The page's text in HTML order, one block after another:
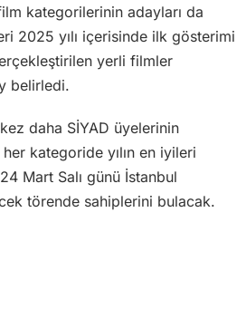
kategorilerinin adayları da
2025 yılı içerisinde ilk gösterimi
yerli filmler
belirledi.
daha SİYAD üyelerinin
kategoride yılın en iyileri
Mart Salı günü İstanbul
törende sahiplerini bulacak.